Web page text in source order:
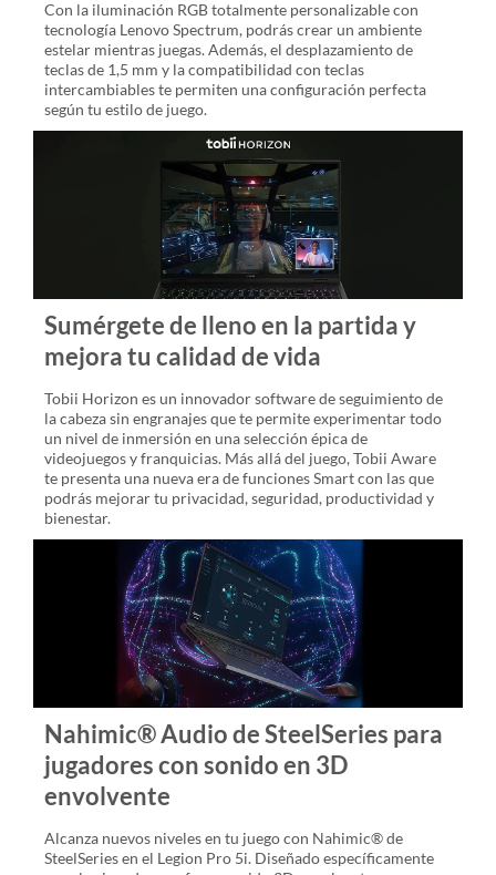
Con la iluminación RGB totalmente personalizable con
tecnología Lenovo Spectrum, podrás crear un ambiente
estelar mientras juegas. Además, el desplazamiento de
teclas de 1,5 mm y la compatibilidad con teclas
intercambiables te permiten una configuración perfecta
según tu estilo de juego.
Sumérgete de lleno en la partida y
mejora tu calidad de vida
Tobii Horizon es un innovador software de seguimiento de
la cabeza sin engranajes que te permite experimentar todo
un nivel de inmersión en una selección épica de
videojuegos y franquicias. Más allá del juego, Tobii Aware
te presenta una nueva era de funciones Smart con las que
podrás mejorar tu privacidad, seguridad, productividad y
bienestar.
Nahimic® Audio de SteelSeries para
jugadores con sonido en 3D
envolvente
Alcanza nuevos niveles en tu juego con Nahimic® de
SteelSeries en el Legion Pro 5i. Diseñado específicamente